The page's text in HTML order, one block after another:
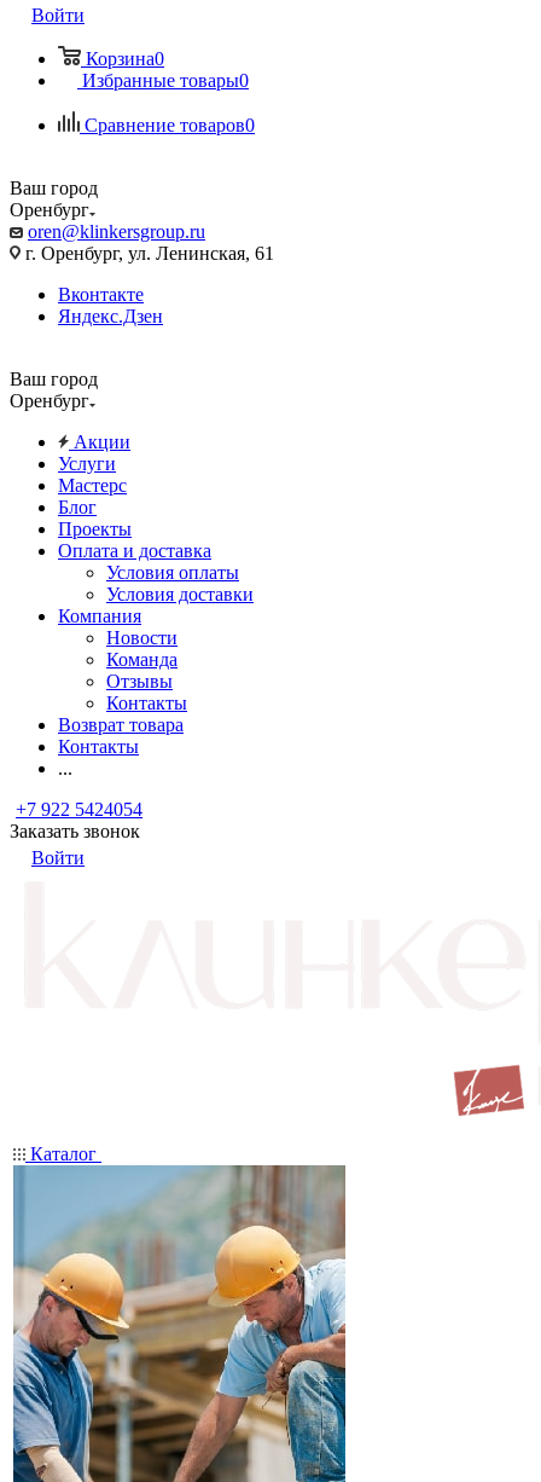
Войти
Корзина0
Избранные товары0
Сравнение товаров0
Ваш город
Оренбург
oren@klinkersgroup.ru
г. Оренбург, ул. Ленинская, 61
Вконтакте
Яндекс.Дзен
Ваш город
Оренбург
Акции
Услуги
Мастерс
Блог
Проекты
Оплата и доставка
Условия оплаты
Условия доставки
Компания
Новости
Команда
Отзывы
Контакты
Возврат товара
Контакты
...
+7 922 5424054
Заказать звонок
Войти
Каталог